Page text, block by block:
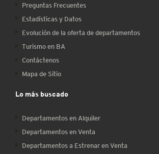
Preguntas Frecuentes
Estadísticas y Datos
Evolución de la oferta de departamentos
Turismo en BA
Contáctenos
Mapa de Sitio
Lo más buscado
Departamentos en Alquiler
Departamentos en Venta
Departamentos a Estrenar en Venta